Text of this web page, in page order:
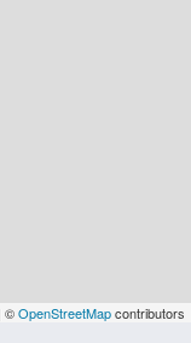
| ©OpenStreetMapcontributors